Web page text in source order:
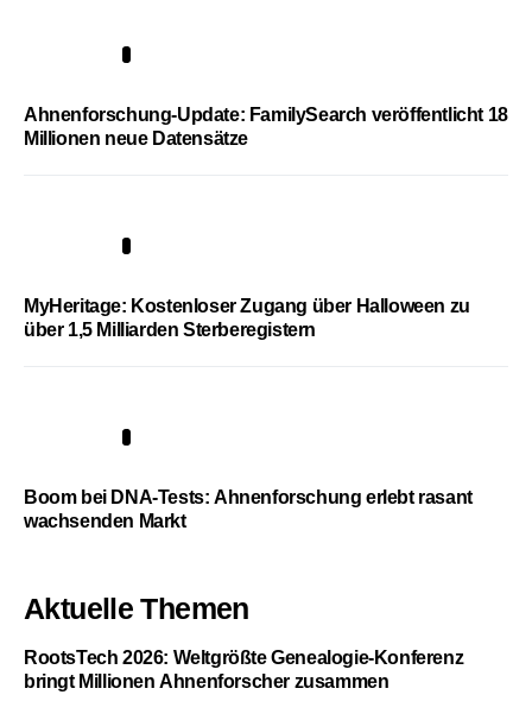
Ahnenforschung-Update: FamilySearch veröffentlicht 18
Millionen neue Datensätze
MyHeritage: Kostenloser Zugang über Halloween zu
über 1,5 Milliarden Sterberegistern
Boom bei DNA-Tests: Ahnenforschung erlebt rasant
wachsenden Markt
Aktuelle Themen
RootsTech 2026: Weltgrößte Genealogie-Konferenz
bringt Millionen Ahnenforscher zusammen